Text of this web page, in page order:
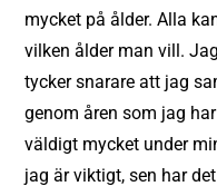
mycket på ålder. Alla
vilken ålder man vill.
tycker snarare att jag
genom åren som jag
väldigt mycket under
jag är viktigt, sen har